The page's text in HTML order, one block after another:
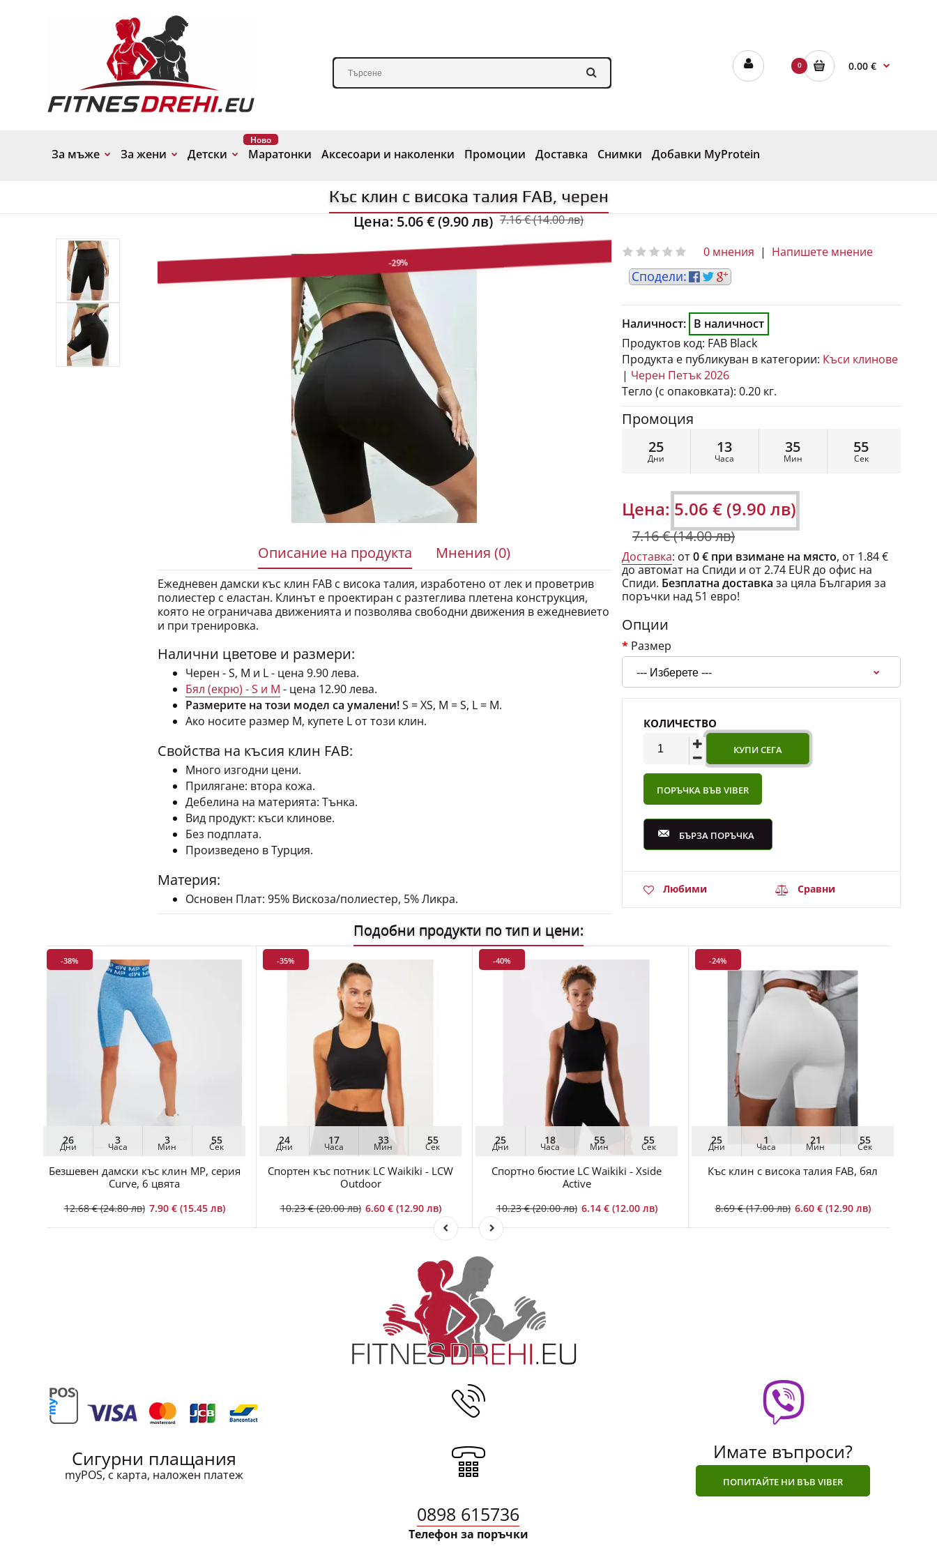
0 0.00 €
За мъже За жени Детски Маратонки
Ново
Аксесоари и наколенки Промоции Доставка Снимки Добавки MyProtein
Къс клин с висока талия FAB, черен
Цена: 5.06 € (9.90 лв) 7.16 € (14.00 лв)
-29%
Описание на продукта Мнения (0)
Ежедневен дамски къс клин FAB с висока талия, изработено от лек и проветрив
полиестер с еластан. Клинът е проектиран с разтеглива плетена конструкция,
която не ограничава движенията и позволява свободни движения в ежедневието
и при тренировка.
Налични цветове и размери:
Черен - S, M и L - цена 9.90 лева.
Бял (екрю) - S и M - цена 12.90 лева.
Размерите на този модел са умалени!S = XS, M = S, L = M.
Ако носите размер М, купете L от този клин.
Свойства на късия клин FAB:
Много изгодни цени.
Прилягане: втора кожа.
Дебелина на материята: Тънка.
Вид продукт: къси клинове.
Без подплата.
Произведено в Турция.
Материя:
Основен Плат: 95% Вискоза/полиестер, 5% Ликра.
0 мнения | Напишете мнение
Наличност: В наличност
Продуктов код: FAB Black
Продукта е публикуван в категории: Къси клинове
| Черен Петък 2026
Тегло (с опаковката): 0.20 кг.
Промоция
25
Дни
13
Часа
35
Мин
54
Сек
Цена: 5.06 € (9.90 лв)
7.16 € (14.00 лв)
Доставка: от0 € при взимане на място, от 1.84 €
до автомат на Спиди и от 2.74 EUR до офис на
Спиди. Безплатна доставка за цяла България за
поръчки над 51 евро!
Опции
Размер
КОЛИЧЕСТВО
ПОРЪЧКА ВЪВ VIBER
БЪРЗА ПОРЪЧКА
Любими Сравни
Подобни продукти по тип и цени:
-38%
26
Дни
3
Часа
3
Мин
54
Сек
Безшевен дамски къс клин MP, серия
Curve, 6 цвята
12.68 € (24.80 лв) 7.90 € (15.45 лв)
-35%
24
Дни
17
Часа
33
Мин
54
Сек
Спортен къс потник LC Waikiki - LCW
Outdoor
10.23 € (20.00 лв) 6.60 € (12.90 лв)
-40%
25
Дни
18
Часа
55
Мин
54
Сек
Спортно бюстие LC Waikiki - Xside
Active
10.23 € (20.00 лв) 6.14 € (12.00 лв)
-24%
25
Дни
1
Часа
21
Мин
54
Сек
Къс клин с висока талия FAB, бял
8.69 € (17.00 лв) 6.60 € (12.90 лв)
Сигурни плащания
myPOS, с карта, наложен платеж
0898 615736
Телефон за поръчки
Имате въпроси?
ПОПИТАЙТЕ НИ ВЪВ VIBER